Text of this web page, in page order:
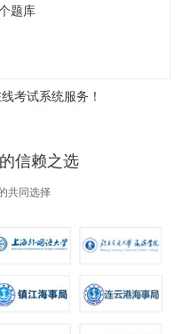
题库
考试系统服务！
信赖之选
共同选择